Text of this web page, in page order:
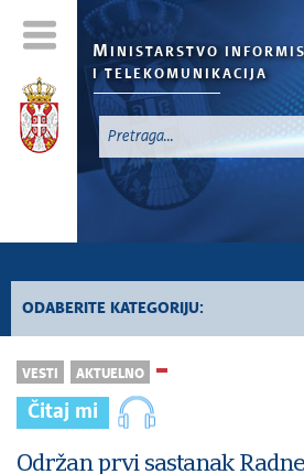
M INISTARSTVO
I TELEKOMUNIKACIJA
ODABERITE KATEGORIJU:
Konkursi iz oblasti
Konkursi iz oblasti
Konkursi iz oblasti
VESTI AKTUELNO
Čitaj mi
Održan prvi sastanak